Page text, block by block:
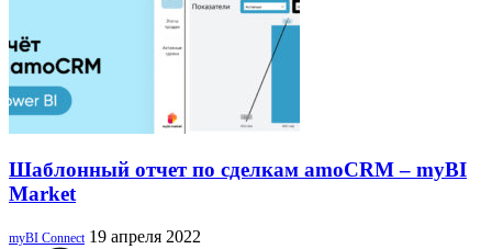
Шаблонный отчет по сделкам amoCRM – myBI
Market
myBI Connect 19 апреля 2022